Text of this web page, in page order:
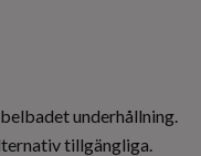
underhållning.
tillgängliga.